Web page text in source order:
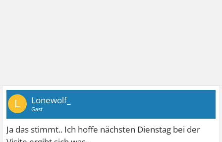
L Lonewolf_
Gast
Ja das stimmt.. Ich hoffe nächsten Dienstag bei der